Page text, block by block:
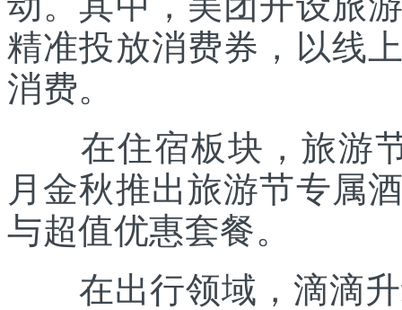
精准投放消费券，以线
消费。
在住宿板块，旅游节
月金秋推出旅游节专属
与超值优惠套餐。
在出行领域，滴滴升